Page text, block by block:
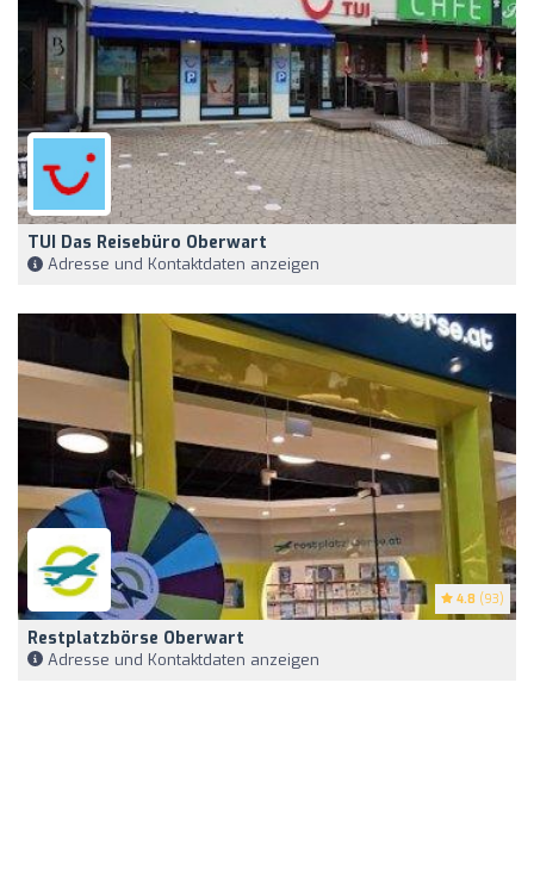
TUI Das Reisebüro Oberwart
Adresse und Kontaktdaten anzeigen
4.8 (93)
Restplatzbörse Oberwart
Adresse und Kontaktdaten anzeigen